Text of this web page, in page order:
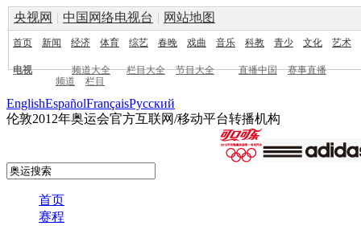
央视网 | 中国网络电视台 | 网站地图
首页 新闻 经济 体育 综艺 春晚 戏曲 音乐 科教 青少 文化 艺术
电视 频道大全 栏目大全 节目大全 直播中国
赛事直播
频道
栏目
EnglishEspañolFrançaisPусский
伦敦2012年奥运会官方互联网/移动平台转播机构
首页
赛程